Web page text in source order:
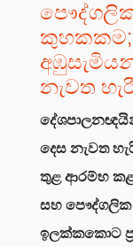
කුහකකම;
නැවත
දෙස නැවත
තුළ ආරම්භ
සහ පෞද්ගලික
ඉලක්කකොට